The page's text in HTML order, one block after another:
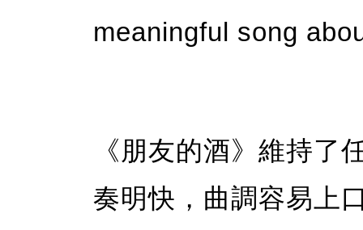
meaningful song
《朋友的酒》維持了
奏明快，曲調容易上